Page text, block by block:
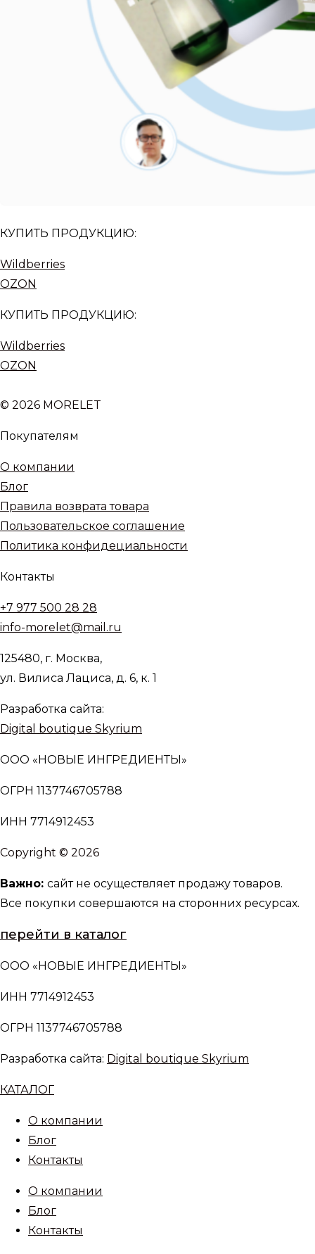
КУПИТЬ ПРОДУКЦИЮ:
Wildberries
OZON
КУПИТЬ ПРОДУКЦИЮ:
Wildberries
OZON
© 2026 MORELET
Покупателям
О компании
Блог
Правила возврата товара
Пользовательское соглашение
Политика конфидециальности
Контакты
+7 977 500 28 28
info-morelet@mail.ru
125480, г. Москва,
ул. Вилиса Лациса, д. 6, к. 1
Разработка сайта:
Digital boutique Skyrium
ООО «НОВЫЕ ИНГРЕДИЕНТЫ»
ОГРН 1137746705788
ИНН 7714912453
Copyright © 2026
Важно: сайт не осуществляет продажу товаров.
Все покупки совершаются на сторонних ресурсах.
перейти в каталог
ООО «НОВЫЕ ИНГРЕДИЕНТЫ»
ИНН 7714912453
ОГРН 1137746705788
Разработка сайта: Digital boutique Skyrium
КАТАЛОГ
О компании
Блог
Контакты
О компании
Блог
Контакты